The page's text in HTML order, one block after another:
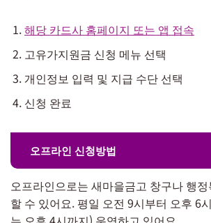
해당 카드사 홈페이지 또는 앱 접속
고유가지원금 신청 메뉴 선택
개인정보 입력 및 지급 수단 선택
신청 완료
오프라인 신청방법
오프라인으로는 새마을금고 창구나 행
할 수 있어요. 평일 오전 9시부터 오후 6